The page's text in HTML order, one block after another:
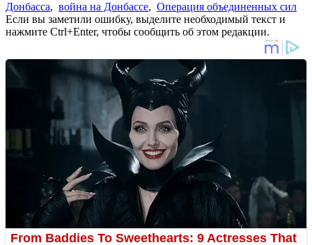
Донбасса, война на Донбассе, Операция объединенных сил
Если вы заметили ошибку, выделите необходимый текст и
нажмите Ctrl+Enter, чтобы сообщить об этом редакции.